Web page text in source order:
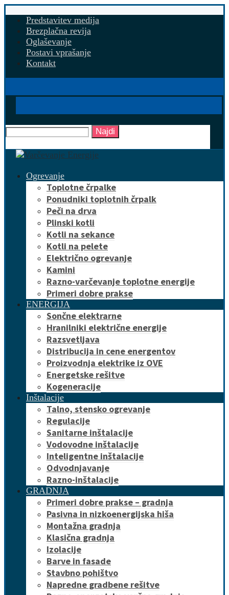
Predstavitev medija
Brezplačna revija
Oglaševanje
Postavi vprašanje
Kontakt
Najdi
Ogrevanje
Toplotne črpalke
Ponudniki toplotnih črpalk
Peči na drva
Plinski kotli
Kotli na sekance
Kotli na pelete
Električno ogrevanje
Kamini
Razno-varčevanje toplotne energije
Primeri dobre prakse
ENERGIJA
Sončne elektrarne
Hranilniki električne energije
Razsvetljava
Distribucija in cene energentov
Proizvodnja elektrike iz OVE
Energetske rešitve
Kogeneracije
Inštalacije
Talno, stensko ogrevanje
Regulacije
Sanitarne inštalacije
Vodovodne inštalacije
Inteligentne inštalacije
Odvodnjavanje
Razno-inštalacije
GRADNJA
Primeri dobre prakse – gradnja
Pasivna in nizkoenergijska hiša
Montažna gradnja
Klasična gradnja
Izolacije
Barve in fasade
Stavbno pohištvo
Napredne gradbene rešitve